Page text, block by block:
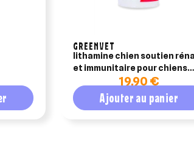
GREENVET
lithamine chien soutien rénal
et immunitaire pour chiens
greenvet – boîte de 30
comprimés
19,90 €
Ajouter au panier